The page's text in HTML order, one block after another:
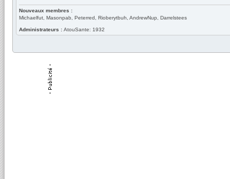
Nouveaux membres :
Michaelfut, Masonpab, Peterred, Rioberytbuh, AndrewNup, Darrelstees
Administrateurs : AtouSante: 1932